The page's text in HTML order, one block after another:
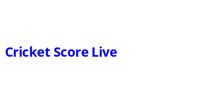
Cricket Score Live